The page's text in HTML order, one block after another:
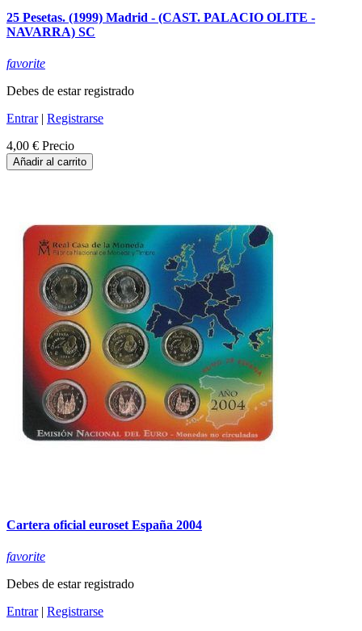
25 Pesetas. (1999) Madrid - (CAST. PALACIO OLITE -
NAVARRA) SC
favorite
Debes de estar registrado
Entrar| Registrarse
4,00 € Precio
Añadir al carrito
Cartera oficial euroset España 2004
favorite
Debes de estar registrado
Entrar| Registrarse